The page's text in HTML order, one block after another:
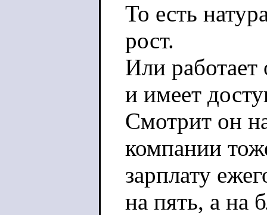
То есть
рост.
Или
и имеет
Смотрит он
компании
зарплату
на пять, а на